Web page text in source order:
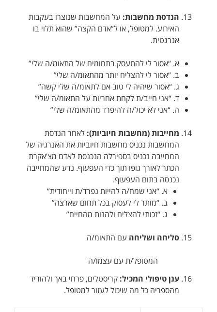
הנדסת מחשבות: על המחשבות שנוצרו בעקבות
האירוע. למטופל, או ל”אדם הקצה” שהוא תלוי בו
אנרגטית.
א. “אסור לי להתעסק בתחומים של התאומ/ה שלי”
ב. “אסור לי להצליח יותר מהתאומ/ה שלי”
ג. “אסור שיהיה לי טוב אם לתאומ/ה שלי קשה”
ד. “אני חייב/ת לקחת אחריות על התאומ/ה שלי”
ה. “אני לא יכול/ה להיפרד מהתאומ/ה שלי”
מחייבות (מחשבות חיוביות): לאחר הנדסת
המחשבות נכניס מחשבות חיוביות את האנרגיה של
המחייבה נכניס בספירלה הנכנסת לאדם מצ’אקרת
הכתר לאורך גופו תוך כדי העפעוף. נדע שהמחייבה
נכנסה בתום העפעוף.
א. “אני שמח/ה להייות נפרד/ת וייחודית”
ב. “מותר לי לעסוק בכל תחום שארצה”
ג. “זכותי להצליח ולהנות מהחיים”
סליחה ושליחה עם התאומ/ה
המטופל/ת עם עצמו/ה
ענן טיפולי המכיל: קריסטלים, פרחי באך ולהוריד
מהספריה כל מה שיכול לעזור למטופל.